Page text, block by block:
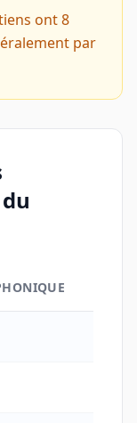
ont 8
par